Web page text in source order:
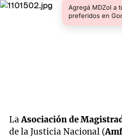
Agregá MDZol a
preferidos en
LaAsociación de
de la Justicia Nacional (